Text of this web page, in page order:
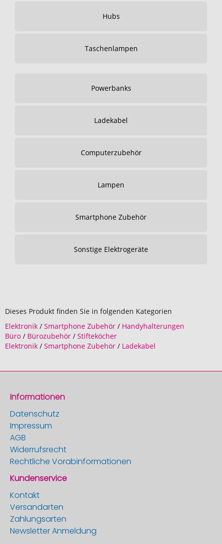
Hubs
Taschenlampen
Powerbanks
Ladekabel
Computerzubehör
Lampen
Smartphone Zubehör
Sonstige Elektrogeräte
Dieses Produkt finden Sie in folgenden Kategorien
Elektronik / Smartphone Zubehör / Handyhalterungen
Büro / Bürozubehör / Stifteköcher
Elektronik / Smartphone Zubehör / Ladekabel
Informationen
Datenschutz
Impressum
AGB
Widerrufsrecht
Rechtliche Vorabinformationen
Kundenservice
Kontakt
Versandarten
Zahlungsarten
Newsletter Anmeldung